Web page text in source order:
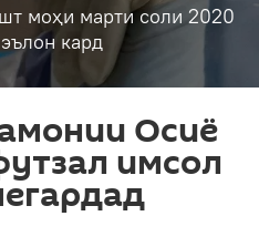
моҳи марти соли 2020
кард
Осиё
имсол